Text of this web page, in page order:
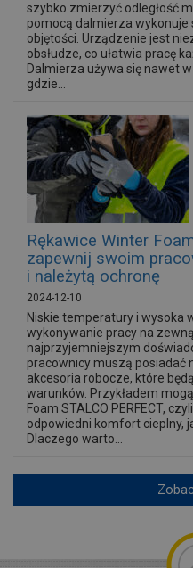
szybko zmierzyć odległość
pomocą dalmierza wykonuje
objętości. Urządzenie jest
obsłudze, co ułatwia pracę
Dalmierza używa się nawet
gdzie...
Rękawice Winter
zapewnij swoim
i należytą ochronę
2024-12-10
Niskie temperatury i wysoka
wykonywanie pracy na
najprzyjemniejszym
pracownicy muszą posiadać
akcesoria robocze, które
warunków. Przykładem
Foam STALCO PERFECT,
odpowiedni komfort cieplny,
Dlaczego warto...